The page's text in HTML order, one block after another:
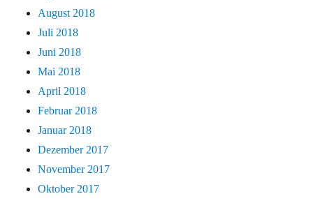
August 2018
Juli 2018
Juni 2018
Mai 2018
April 2018
Februar 2018
Januar 2018
Dezember 2017
November 2017
Oktober 2017